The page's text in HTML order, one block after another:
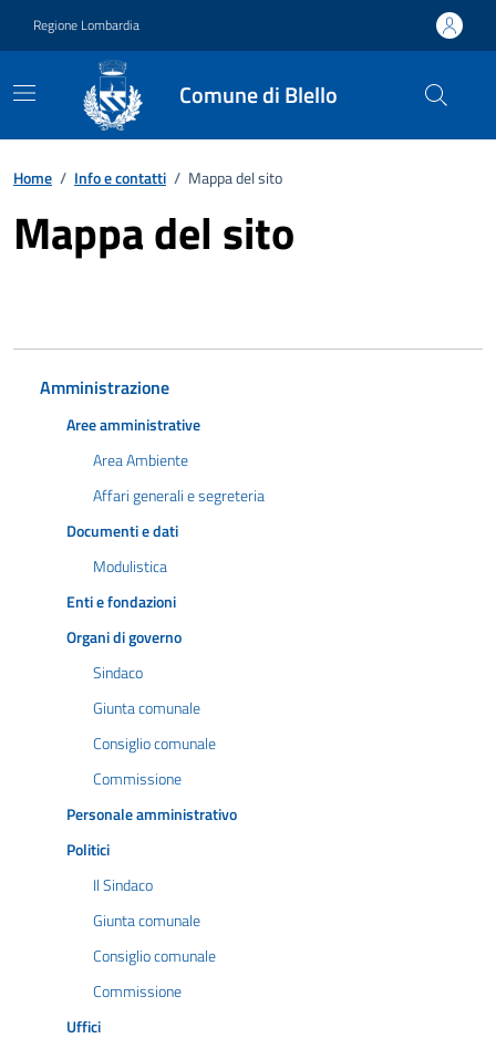
Regione Lombardia
Comune di Blello
Home / Info e contatti / Mappa del sito
Mappa del sito
Amministrazione
Aree amministrative
Area Ambiente
Affari generali e segreteria
Documenti e dati
Modulistica
Enti e fondazioni
Organi di governo
Sindaco
Giunta comunale
Consiglio comunale
Commissione
Personale amministrativo
Politici
Il Sindaco
Giunta comunale
Consiglio comunale
Commissione
Uffici